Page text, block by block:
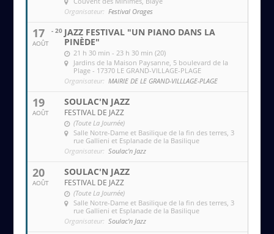
Organisateur: Festival Orages
17
AOÛT
- 20 JAZZ FESTIVAL "UN PIANO DANS LA
PINÈDE"
21 h 30 min - 23 h 30 min (20)
Jardins de la Maison Paysanne , 5 boulevard de la
Plage - 17370 LE GRAND-VILLAGE-PLAGE
Organisateur: MAIRIE DE LE GRAND-VILLLAGE-PLAGE
19
AOÛT
SOULAC'N JAZZ
FESTIVAL DE JAZZ
(Toute La Journée)
Salle Notre-Dame et Basilique de la fin des terres , 3
rue Gallieni et Esplanade de la Basilique
Organisateur: Soulac'n Jazz
20
AOÛT
SOULAC'N JAZZ
FESTIVAL DE JAZZ
(Toute La Journée)
Salle Notre-Dame et Basilique de la fin des terres , 3
rue Gallieni et Esplanade de la Basilique
Organisateur: Soulac'n Jazz